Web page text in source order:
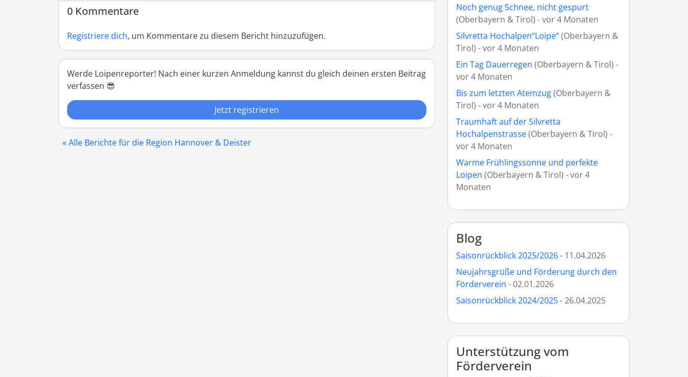
0 Kommentare
Registriere dich, um Kommentare zu diesem Bericht hinzuzufügen.
Werde Loipenreporter! Nach einer kurzen Anmeldung kannst du gleich deinen ersten Beitrag
verfassen 😎
Jetzt registrieren
« Alle Berichte für die Region Hannover & Deister
Noch genug Schnee, nicht gespurt
(Oberbayern & Tirol) - vor 4 Monaten
Silvretta Hochalpen“Loipe“(Oberbayern &
Tirol) - vor 4 Monaten
Ein Tag Dauerregen (Oberbayern & Tirol) -
vor 4 Monaten
Bis zum letzten Atemzug(Oberbayern &
Tirol) - vor 4 Monaten
Traumhaft auf der Silvretta
Hochalpenstrasse(Oberbayern & Tirol) -
vor 4 Monaten
Warme Frühlingssonne und perfekte
Loipen (Oberbayern & Tirol) - vor 4
Monaten
Blog
Saisonrückblick 2025/2026- 11.04.2026
Neujahrsgrüße und Förderung durch den
Förderverein - 02.01.2026
Saisonrückblick 2024/2025- 26.04.2025
Unterstützung vom
Förderverein